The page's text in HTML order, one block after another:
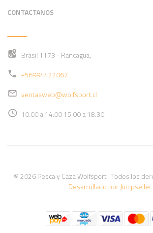
CONTACTANOS
Brasil 1173 - Rancagua,
+56994422067
ventasweb@wolfsport.cl
10:00 a 14:00 15:00 a 18:30
© 2026 Pesca y Caza Wolfsport . Todos los
Desarrollado por Jumpseller.